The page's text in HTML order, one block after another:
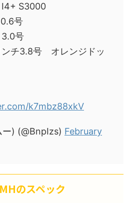
I4+ S3000
号
3.0号
ンチ3.8号 オレンジドッ
k7mbz88xkV
) (@BnpIzs) February
のスペック